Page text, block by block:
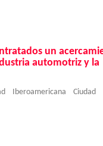
un
automotriz y la
Iberoamericana